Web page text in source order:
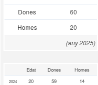
Dones
60
Homes
20
(any 2025)
Edat Dones Homes
2024 20 59 14